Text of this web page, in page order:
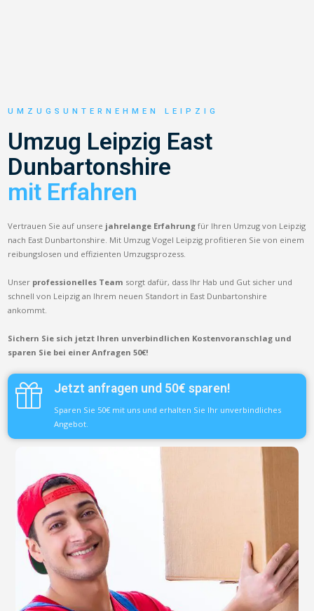
UMZUGSUNTERNEHMEN LEIPZIG
Umzug Leipzig East
Dunbartonshire
mit Erfahren
Vertrauen Sie auf unsere jahrelange Erfahrung für Ihren Umzug von Leipzig
nach East Dunbartonshire. Mit Umzug Vogel Leipzig profitieren Sie von einem
reibungslosen und effizienten Umzugsprozess.
Unser professionelles Team sorgt dafür, dass Ihr Hab und Gut sicher und
schnell von Leipzig an Ihrem neuen Standort in East Dunbartonshire
ankommt.
Sichern Sie sich jetzt Ihren unverbindlichen Kostenvoranschlag und
sparen Sie bei einer Anfragen 50€!
Jetzt anfragen und 50€ sparen!
Sparen Sie 50€ mit uns und erhalten Sie Ihr unverbindliches
Angebot.